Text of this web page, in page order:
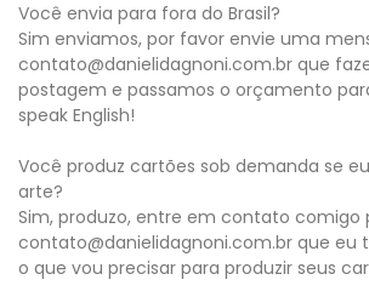
Você envia para fora do Brasil?
Sim enviamos, por favor envie uma
contato@danielidagnoni.com.br que
postagem e passamos o orçamento
speak English!
Você produz cartões sob demanda se
arte?
Sim, produzo, entre em contato comigo
contato@danielidagnoni.com.br que eu
o que vou precisar para produzir seus